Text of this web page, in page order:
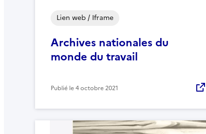
Archives nationales du
monde du travail
Lien web / Iframe
Publié le4 octobre 2021